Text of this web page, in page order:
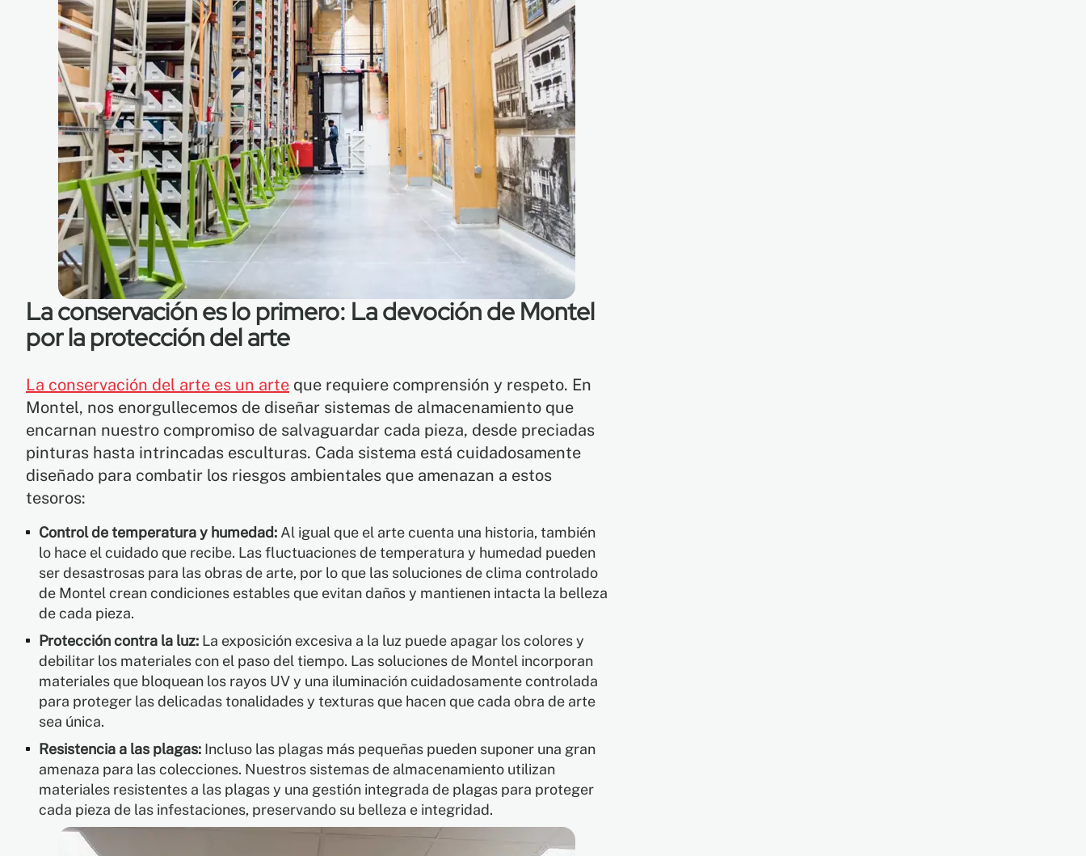
La conservación es lo primero: La devoción de Montel
por la protección del arte
La conservación del arte es un arte que requiere comprensión y respeto. En
Montel, nos enorgullecemos de diseñar sistemas de almacenamiento que
encarnan nuestro compromiso de salvaguardar cada pieza, desde preciadas
pinturas hasta intrincadas esculturas. Cada sistema está cuidadosamente
diseñado para combatir los riesgos ambientales que amenazan a estos
tesoros:
Control de temperatura y humedad: Al igual que el arte cuenta una historia, también
lo hace el cuidado que recibe. Las fluctuaciones de temperatura y humedad pueden
ser desastrosas para las obras de arte, por lo que las soluciones de clima controlado
de Montel crean condiciones estables que evitan daños y mantienen intacta la belleza
de cada pieza.
Protección contra la luz: La exposición excesiva a la luz puede apagar los colores y
debilitar los materiales con el paso del tiempo. Las soluciones de Montel incorporan
materiales que bloquean los rayos UV y una iluminación cuidadosamente controlada
para proteger las delicadas tonalidades y texturas que hacen que cada obra de arte
sea única.
Resistencia a las plagas: Incluso las plagas más pequeñas pueden suponer una gran
amenaza para las colecciones. Nuestros sistemas de almacenamiento utilizan
materiales resistentes a las plagas y una gestión integrada de plagas para proteger
cada pieza de las infestaciones, preservando su belleza e integridad.